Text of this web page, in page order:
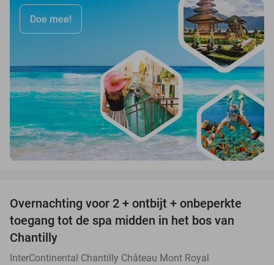
Doe mee!
25%
Overnachting voor 2 + ontbijt + onbeperkte
toegang tot de spa midden in het bos van
Chantilly
InterContinental Chantilly Château Mont Royal